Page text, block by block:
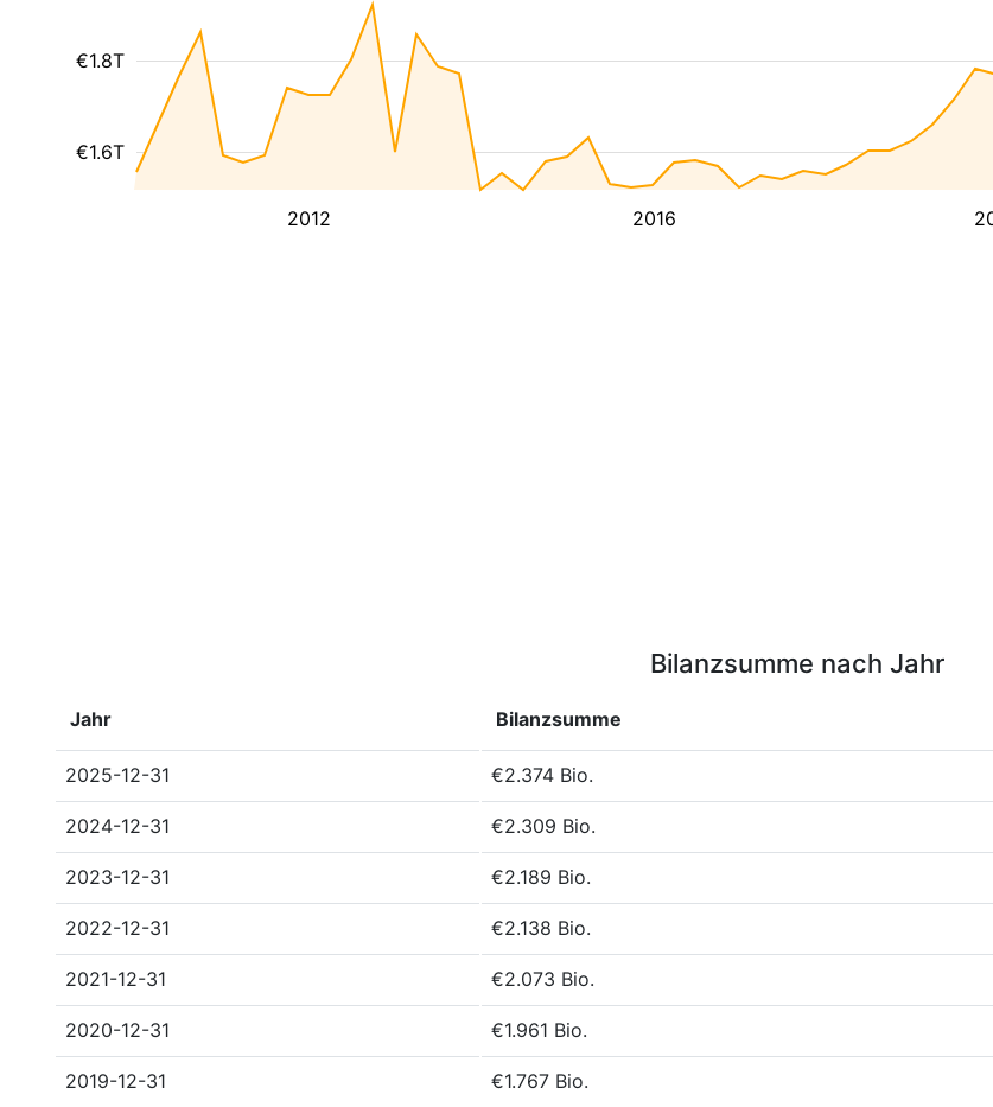
2012 2016
€1.6T
€1.8T
Bilanzsumme nach Jahr
Jahr Bilanzsumme
2025-12-31 €2.374 Bio.
2024-12-31 €2.309 Bio.
2023-12-31 €2.189 Bio.
2022-12-31 €2.138 Bio.
2021-12-31 €2.073 Bio.
2020-12-31 €1.961 Bio.
2019-12-31 €1.767 Bio.